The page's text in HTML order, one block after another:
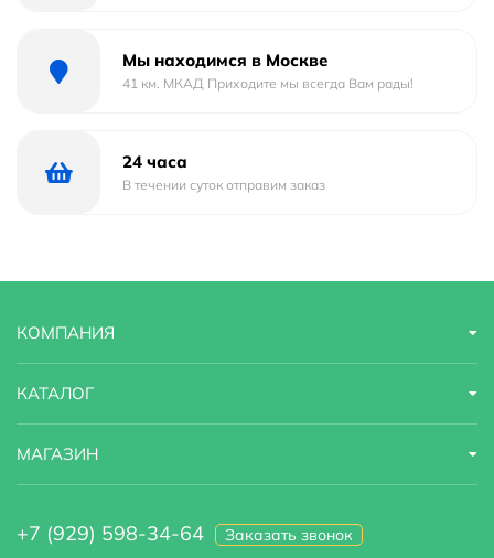
Мы находимся в Москве
41 км. МКАД Приходите мы всегда Вам рады!
24 часа
В течении суток отправим заказ
КОМПАНИЯ
КАТАЛОГ
МАГАЗИН
+7 (929) 598-34-64 Заказать звонок